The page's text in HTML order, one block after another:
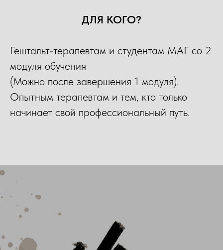
ДЛЯ КОГО?
Гештальт-терапевтам и студентам МАГ со 2
модуля обучения
(Можно после завершения 1 модуля).
Опытным терапевтам и тем, кто только
начинает свой профессиональный путь.